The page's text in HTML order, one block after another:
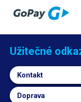
Užitečné
Kontakt
Doprava